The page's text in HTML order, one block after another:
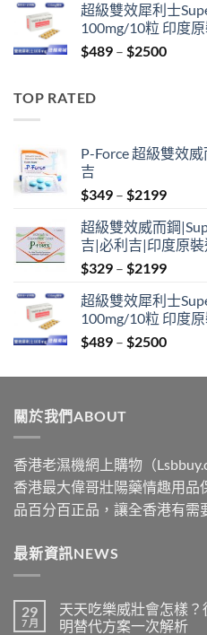
$799
$2099
超級雙效犀利士
100mg/10粒 印度
$489 – $2500Price
TOP RATED
P-Force 超級雙效
吉
$349 – $2199Price
$349
$2199
超級雙效威而鋼
吉|必利吉|印度原
$329 – $2199Price
$329
$2199
超級雙效犀利士
100mg/10粒 印度
$489 – $2500Price
$489
關於我們ABOUT
香港老濕機網上購物（
香港最大偉哥壯陽藥情趣用品
品百分百正品，讓全香港有需
最新資訊NEWS
29
7 月
天天吃樂威壯會怎樣
明替代方案一次解析